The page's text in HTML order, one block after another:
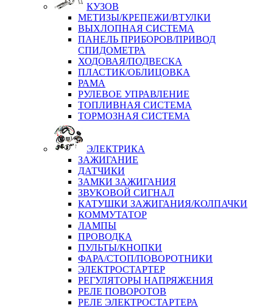
КУЗОВ
МЕТИЗЫ/КРЕПЕЖИ/ВТУЛКИ
ВЫХЛОПНАЯ СИСТЕМА
ПАНЕЛЬ ПРИБОРОВ/ПРИВОД
СПИДОМЕТРА
ХОДОВАЯ/ПОДВЕСКА
ПЛАСТИК/ОБЛИЦОВКА
РАМА
РУЛЕВОЕ УПРАВЛЕНИЕ
ТОПЛИВНАЯ СИСТЕМА
ТОРМОЗНАЯ СИСТЕМА
ЭЛЕКТРИКА
ЗАЖИГАНИЕ
ДАТЧИКИ
ЗАМКИ ЗАЖИГАНИЯ
ЗВУКОВОЙ СИГНАЛ
КАТУШКИ ЗАЖИГАНИЯ/КОЛПАЧКИ
КОММУТАТОР
ЛАМПЫ
ПРОВОДКА
ПУЛЬТЫ/КНОПКИ
ФАРА/СТОП/ПОВОРОТНИКИ
ЭЛЕКТРОСТАРТЕР
РЕГУЛЯТОРЫ НАПРЯЖЕНИЯ
РЕЛЕ ПОВОРОТОВ
РЕЛЕ ЭЛЕКТРОСТАРТЕРА